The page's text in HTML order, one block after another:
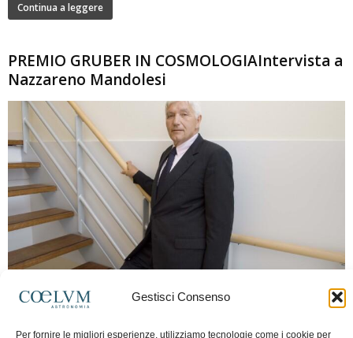
Gestisci Consenso
Per fornire le migliori esperienze, utilizziamo tecnologie come i cookie per
Continua a leggere
PREMIO GRUBER IN COSMOLOGIAIntervista a
Nazzareno Mandolesi
Frida Paolella - 16 Giugno 2026 0
spaziale europea e della missione Planck. Il dialogo ripercorre i principali